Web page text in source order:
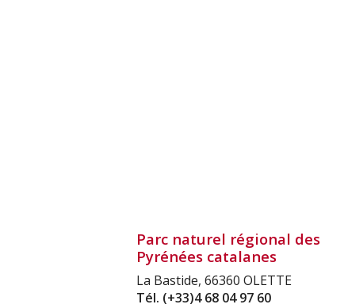
Parc naturel régional des
Pyrénées catalanes
La Bastide, 66360 OLETTE
Tél. (+33)4 68 04 97 60